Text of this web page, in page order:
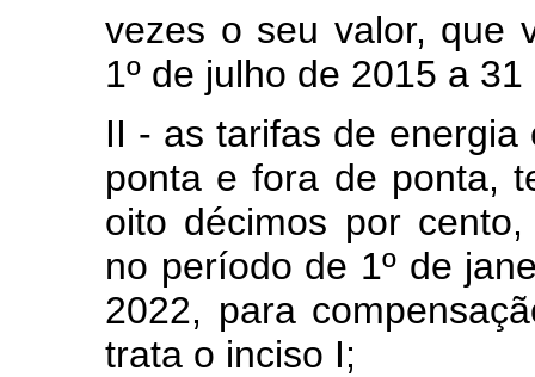
vezes o seu valor, que
1º de julho de 2015 a
II - as tarifas de
ponta e fora de ponta,
oito décimos por
no período de 1º de
2022, para
trata o inciso I;